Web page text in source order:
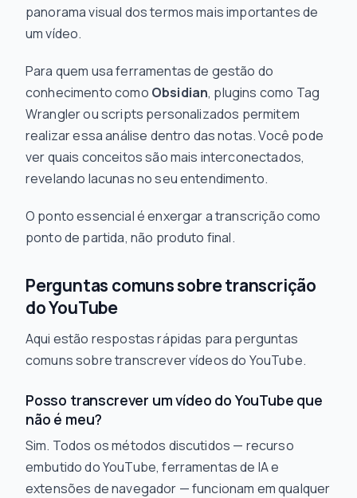
panorama visual dos termos mais importantes de
um vídeo.
Para quem usa ferramentas de gestão do
conhecimento como Obsidian, plugins como Tag
Wrangler ou scripts personalizados permitem
realizar essa análise dentro das notas. Você pode
ver quais conceitos são mais interconectados,
revelando lacunas no seu entendimento.
O ponto essencial é enxergar a transcrição como
ponto de partida, não produto final.
Perguntas comuns sobre transcrição
do YouTube
Aqui estão respostas rápidas para perguntas
comuns sobre transcrever vídeos do YouTube.
Posso transcrever um vídeo do YouTube que
não é meu?
Sim. Todos os métodos discutidos — recurso
embutido do YouTube, ferramentas de IA e
extensões de navegador — funcionam em qualquer